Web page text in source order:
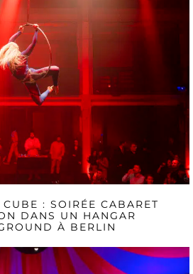
: SOIRÉE CABARET
DANS UN HANGAR
À BERLIN